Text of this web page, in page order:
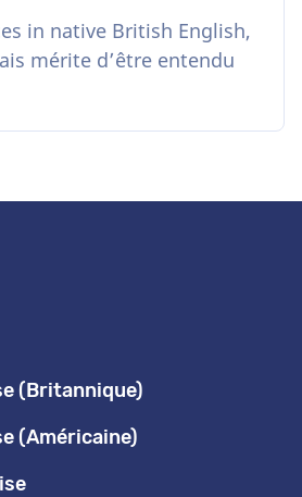
in native British English,
mérite d’être entendu
(Britannique)
(Américaine)